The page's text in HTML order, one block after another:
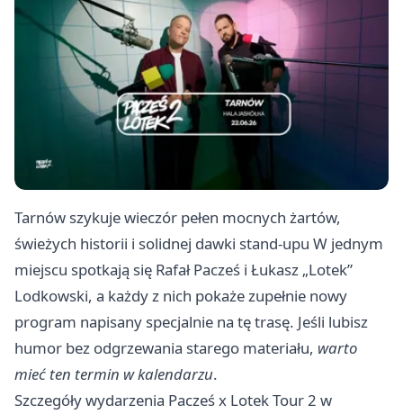
Tarnów szykuje wieczór pełen mocnych żartów,
świeżych historii i solidnej dawki stand-upu W jednym
miejscu spotkają się Rafał Pacześ i Łukasz „Lotek”
Lodkowski, a każdy z nich pokaże zupełnie nowy
program napisany specjalnie na tę trasę. Jeśli lubisz
humor bez odgrzewania starego materiału, warto
mieć ten termin w kalendarzu.
Szczegóły wydarzenia Pacześ x Lotek Tour 2 w